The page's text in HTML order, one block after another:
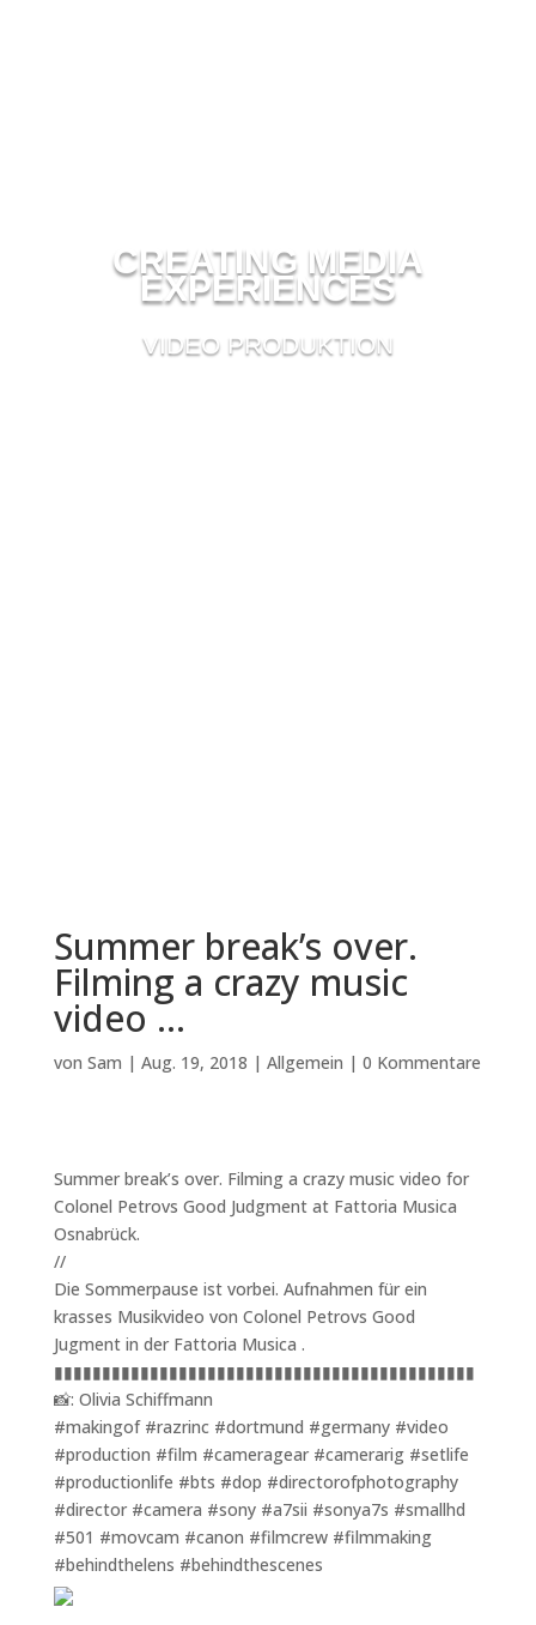
CREATING MEDIA
EXPERIENCES
VIDEO PRODUKTION
Summer break’s over.
Filming a crazy music
video …
von Sam | Aug. 19, 2018 | Allgemein | 0 Kommentare
Summer break’s over. Filming a crazy music video for
Colonel Petrovs Good Judgment at Fattoria Musica
Osnabrück.
//
Die Sommerpause ist vorbei. Aufnahmen für ein
krasses Musikvideo von Colonel Petrovs Good
Jugment in der Fattoria Musica .
▮▮▮▮▮▮▮▮▮▮▮▮▮▮▮▮▮▮▮▮▮▮▮▮▮▮▮▮▮▮▮▮▮▮▮▮▮▮▮▮▮▮▮▮
📸: Olivia Schiffmann
#makingof #razrinc #dortmund #germany #video
#production #film #cameragear #camerarig #setlife
#productionlife #bts #dop #directorofphotography
#director #camera #sony #a7sii #sonya7s #smallhd
#501 #movcam #canon #filmcrew #filmmaking
#behindthelens #behindthescenes